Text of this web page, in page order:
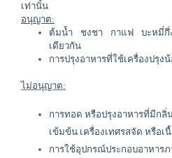
เท่านั้น
อนุญาต:
ต้มน้ำ ชงชา กาแฟ บะหมี่กึ่ง
เดียวกัน
การปรุงอาหารที่ใช้เครื่องปรุง
ไม่อนุญาต:
การทอด หรือปรุงอาหารที่มีกลิ่
เข้มข้น เครื่องเทศรสจัด หรือเ
การใช้อุปกรณ์ประกอบอาหาร